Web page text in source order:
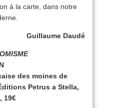
à la carte, dans notre
Guillaume Daudé
des moines de
Petrus a Stella,
19€